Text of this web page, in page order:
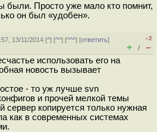
были. Просто уже мало кто помнит,
он был «удобен».
13/11/2014 [^] [^^] [^^^] [ответить]
–2
+ / –
использовать его на
новость вызывает
- то уж лучше svn
и прочей мелкой темы
сервер копируется только нужная
как в современных системах